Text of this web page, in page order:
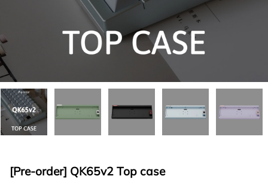
[Pre-order] QK65v2 Top case